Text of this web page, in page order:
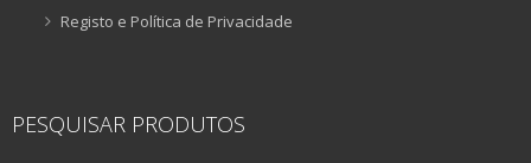
Registo e Política de Privacidade
PESQUISAR PRODUTOS